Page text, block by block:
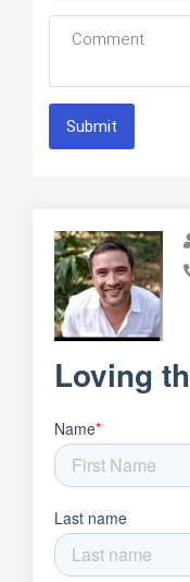
Submit